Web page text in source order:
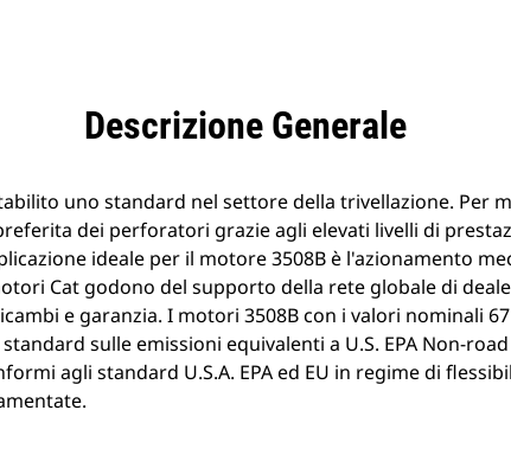
Descrizione Generale
uno standard nel settore della trivellazione. Per
dei perforatori grazie agli elevati livelli di
ideale per il motore 3508B è l'azionamento
Cat godono del supporto della rete globale di
e garanzia. I motori 3508B con i valori nominali
sulle emissioni equivalenti a U.S. EPA Non-road
agli standard U.S.A. EPA ed EU in regime di